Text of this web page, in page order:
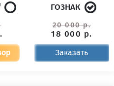
ГОЗНАК
20 000 р.
18 000 р.
Заказать